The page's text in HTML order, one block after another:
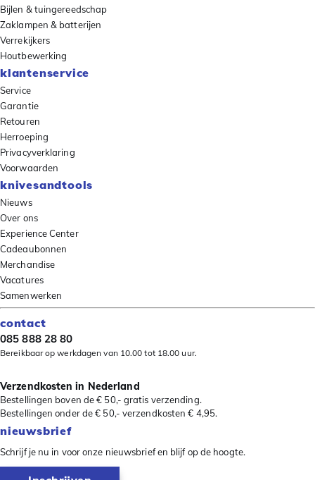
Bijlen & tuingereedschap
Zaklampen & batterijen
Verrekijkers
Houtbewerking
klantenservice
Service
Garantie
Retouren
Herroeping
Privacyverklaring
Voorwaarden
knivesandtools
Nieuws
Over ons
Experience Center
Cadeaubonnen
Merchandise
Vacatures
Samenwerken
contact
085 888 28 80
Bereikbaar op werkdagen van 10.00 tot 18.00 uur.
Verzendkosten in Nederland
Bestellingen boven de € 50,- gratis verzending.
Bestellingen onder de € 50,- verzendkosten € 4,95.
nieuwsbrief
Schrijf je nu in voor onze nieuwsbrief en blijf op de hoogte.